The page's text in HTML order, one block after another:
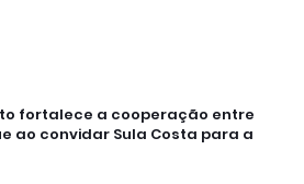
fortalece a cooperação entre
ao convidar Sula Costa para a